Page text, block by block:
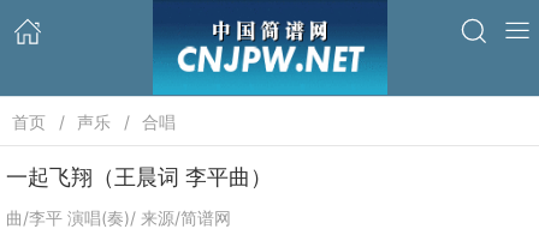
首页 声乐 合唱
一起飞翔（王晨词 李平曲）
曲/李平 演唱(奏)/ 来源/简谱网